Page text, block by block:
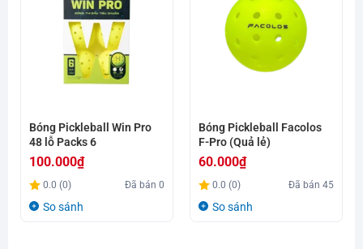
Bóng Pickleball Win Pro
48 lỗ Packs 6
100.000₫
0.0 (0) Đã bán0
So sánh
Bóng Pickleball Facolos
F-Pro (Quả lẻ)
60.000₫
0.0 (0) Đã bán45
So sánh